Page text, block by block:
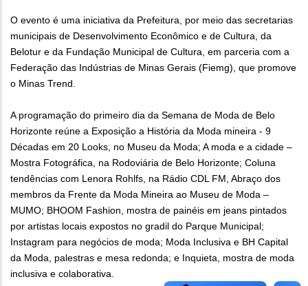
O evento é uma iniciativa da Prefeitura, por meio das secretarias
municipais de Desenvolvimento Econômico e de Cultura, da
Belotur e da Fundação Municipal de Cultura, em parceria com a
Federação das Indústrias de Minas Gerais (Fiemg), que promove
o Minas Trend.
A programação do primeiro dia da Semana de Moda de Belo
Horizonte reúne a Exposição a História da Moda mineira - 9
Décadas em 20 Looks, no Museu da Moda; A moda e a cidade –
Mostra Fotográfica, na Rodoviária de Belo Horizonte; Coluna
tendências com Lenora Rohlfs, na Rádio CDL FM, Abraço dos
membros da Frente da Moda Mineira ao Museu de Moda –
MUMO; BHOOM Fashion, mostra de painéis em jeans pintados
por artistas locais expostos no gradil do Parque Municipal;
Instagram para negócios de moda; Moda Inclusiva e BH Capital
da Moda, palestras e mesa redonda; e Inquieta, mostra de moda
inclusiva e colaborativa.